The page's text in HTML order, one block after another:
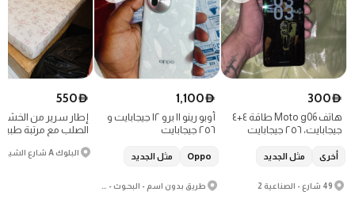
D
300
هاتف Moto g06 طاقة ٤+٤
جيجابايت، ٢٥٦ جيجابايت
أخرى مثل الجديد
49 شارع - الصناعية 2
D
1,100
أوبو رينو ١١ برو ١٢ جيجابايت و
٢٥٦ جيجابايت
Oppo مثل الجديد
D
550
إطار سرير من
الصلب مع مرتبة طبية